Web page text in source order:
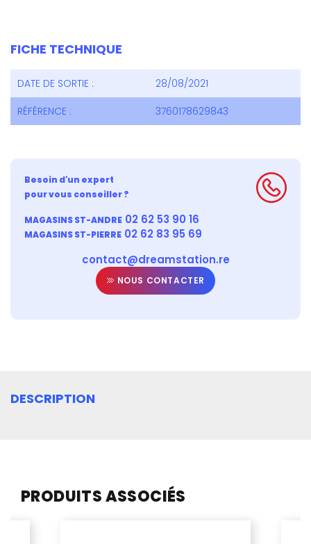
FICHE TECHNIQUE
DATE DE SORTIE :
28/08/2021
RÉFÉRENCE :
3760178629843
Besoin d'un expert
pour vous conseiller ?
MAGASINS ST-ANDRE 02 62 53 90 16
MAGASINS ST-PIERRE 02 62 83 95 69
contact@dreamstation.re
NOUS CONTACTER
DESCRIPTION
PRODUITS ASSOCIÉS